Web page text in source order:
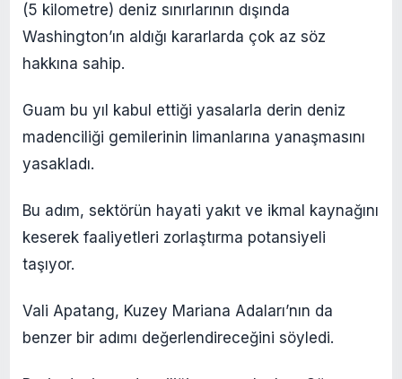
(5 kilometre) deniz sınırlarının dışında
Washington’ın aldığı kararlarda çok az söz
hakkına sahip.
Guam bu yıl kabul ettiği yasalarla derin deniz
madenciliği gemilerinin limanlarına yanaşmasını
yasakladı.
Bu adım, sektörün hayati yakıt ve ikmal kaynağını
keserek faaliyetleri zorlaştırma potansiyeli
taşıyor.
Vali Apatang, Kuzey Mariana Adaları’nın da
benzer bir adımı değerlendireceğini söyledi.